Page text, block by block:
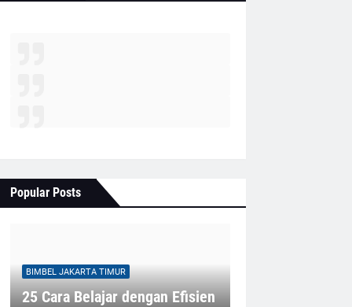
Popular Posts
BIMBEL JAKARTA TIMUR
25 Cara Belajar dengan Efisien